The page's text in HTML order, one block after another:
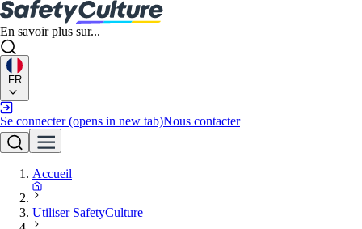
En savoir plus sur...
FR
Se connecter (opens in new tab)Nous contacter
Accueil
Utiliser SafetyCulture